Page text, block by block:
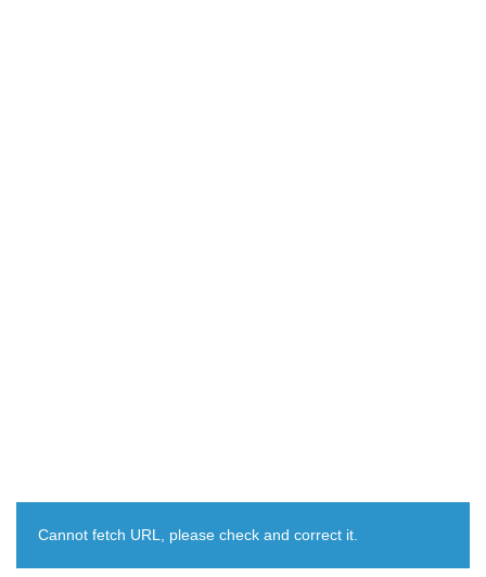
Cannot fetch URL, please check and correct it.